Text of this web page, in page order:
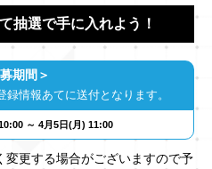
抽選で手に入れよう！
期間＞
情報あてに送付となります。
～ 4月5日(月) 11:00
更する場合がございますので予